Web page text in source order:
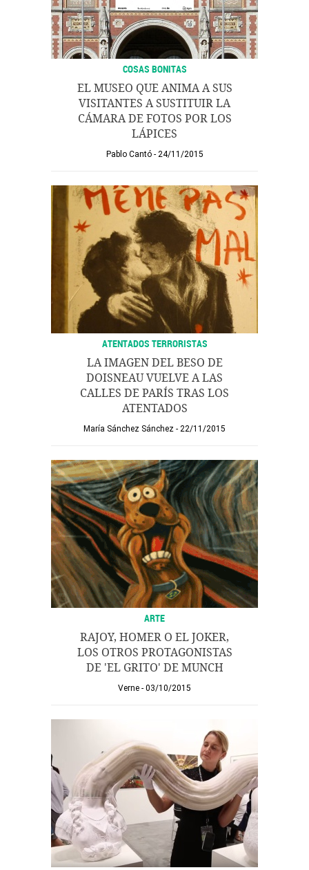
COSAS BONITAS
EL MUSEO QUE ANIMA A SUS
VISITANTES A SUSTITUIR LA
CÁMARA DE FOTOS POR LOS
LÁPICES
Pablo Cantó 24/11/2015
ATENTADOS TERRORISTAS
LA IMAGEN DEL BESO DE
DOISNEAU VUELVE A LAS
CALLES DE PARÍS TRAS LOS
ATENTADOS
María Sánchez Sánchez 22/11/2015
ARTE
RAJOY, HOMER O EL JOKER,
LOS OTROS PROTAGONISTAS
DE 'EL GRITO' DE MUNCH
Verne 03/10/2015